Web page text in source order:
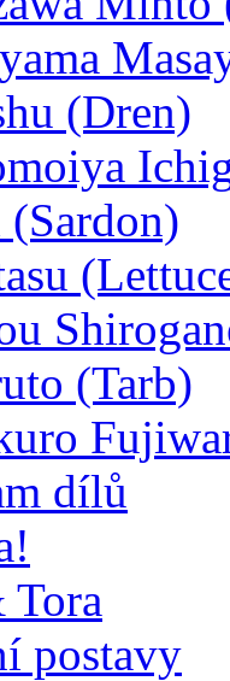
(Dren)
(Sardon)
(Tarb)
dílů
postavy